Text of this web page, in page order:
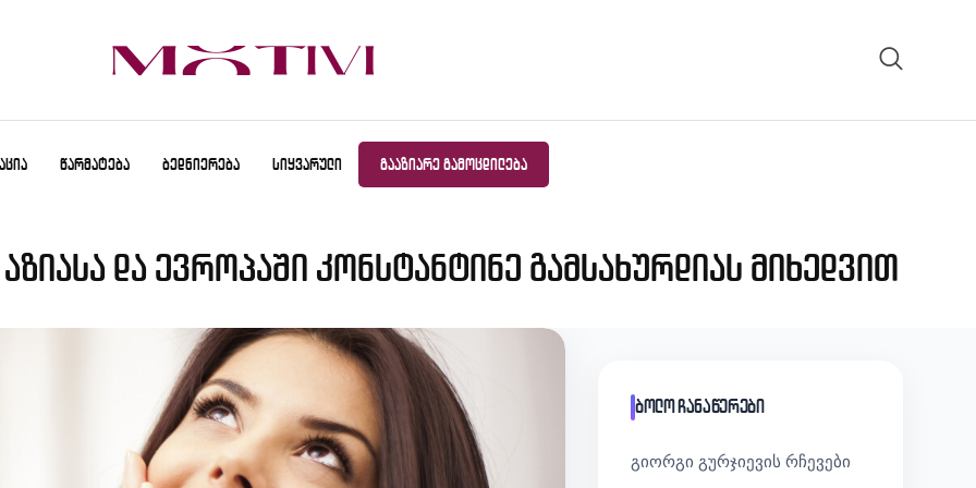
ᲬᲐᲠᲛᲐᲢᲔᲑᲐ ᲑᲔᲓᲜᲘᲔᲠᲔᲑᲐ ᲡᲘᲧᲕᲐᲠᲣᲚᲘ ᲒᲐᲐᲖᲘᲐᲠᲔ ᲒᲐᲛᲝᲪᲓᲘᲚᲔᲑᲐ
და ევროპაში კონსტანტინე გამსახურდიას მიხედვით
ბოლო ჩანაწერები
გიორგი გურჯიევის რჩევები